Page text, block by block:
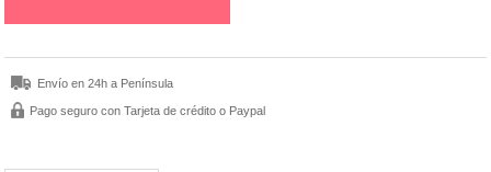
Envío en 24h a Península
Pago seguro con Tarjeta de crédito o Paypal